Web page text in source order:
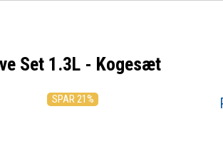
Set 1.3L - Kogesæt
SPAR 21%